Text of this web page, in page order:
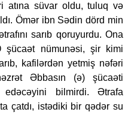
atına süvar oldu, tuluq və
Ömər ibn Sədin dörd min
sarıb qoruyurdu. Ona
şücaət nümunəsi, şir kimi
kafilərdən yetmiş nəfəri
Əbbasın (ə) şücaəti
edəcəyini bilmirdi. Ətrafa
çatdı, istədiki bir qədər su